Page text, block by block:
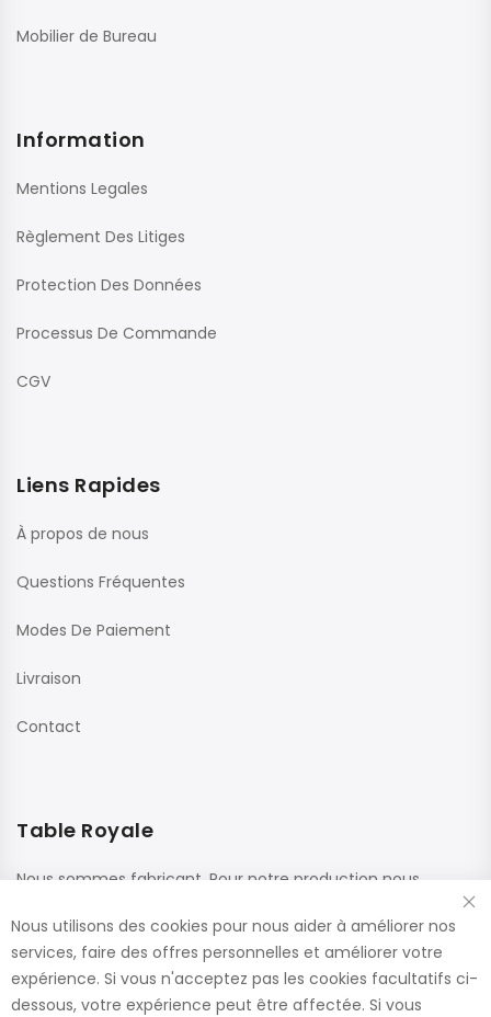
Mobilier de Bureau
Information
Mentions Legales
Règlement Des Litiges
Protection Des Données
Processus De Commande
CGV
Liens Rapides
À propos de nous
Questions Fréquentes
Modes De Paiement
Livraison
Contact
Table Royale
Nous sommes fabricant. Pour notre production nous
renommés. Ces panneaux sont confectionnés dans nos
usines, ce qui nous permet de vous offrir le plus large choix
de dimensions et de finitions.
Nous utilisons des cookies pour nous aider à améliorer nos
services, faire des offres personnelles et améliorer votre
expérience. Si vous n'acceptez pas les cookies facultatifs ci-
dessous, votre expérience peut être affectée. Si vous